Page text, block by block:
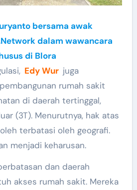
bersama awak
dalam wawancara
di Blora
Edy Wur juga
rumah sakit
di daerah tertinggal,
(3T). Menurutnya, hak atas
terbatasi oleh geografi.
menjadi keharusan.
dan daerah
akses rumah sakit. Mereka